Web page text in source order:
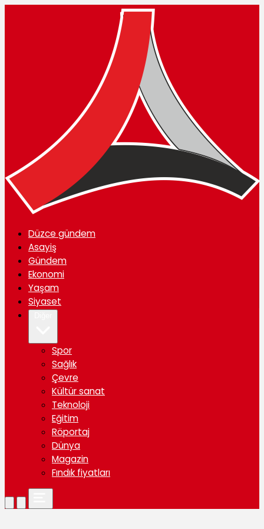
Düzce gündem
Asayiş
Gündem
Ekonomi
Yaşam
Siyaset
Spor
Sağlık
Çevre
Kültür sanat
Teknoloji
Eğitim
Röportaj
Dünya
Magazin
Fındık fiyatları